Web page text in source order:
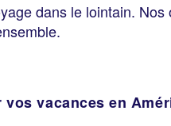
dans le lointain.
vacances en